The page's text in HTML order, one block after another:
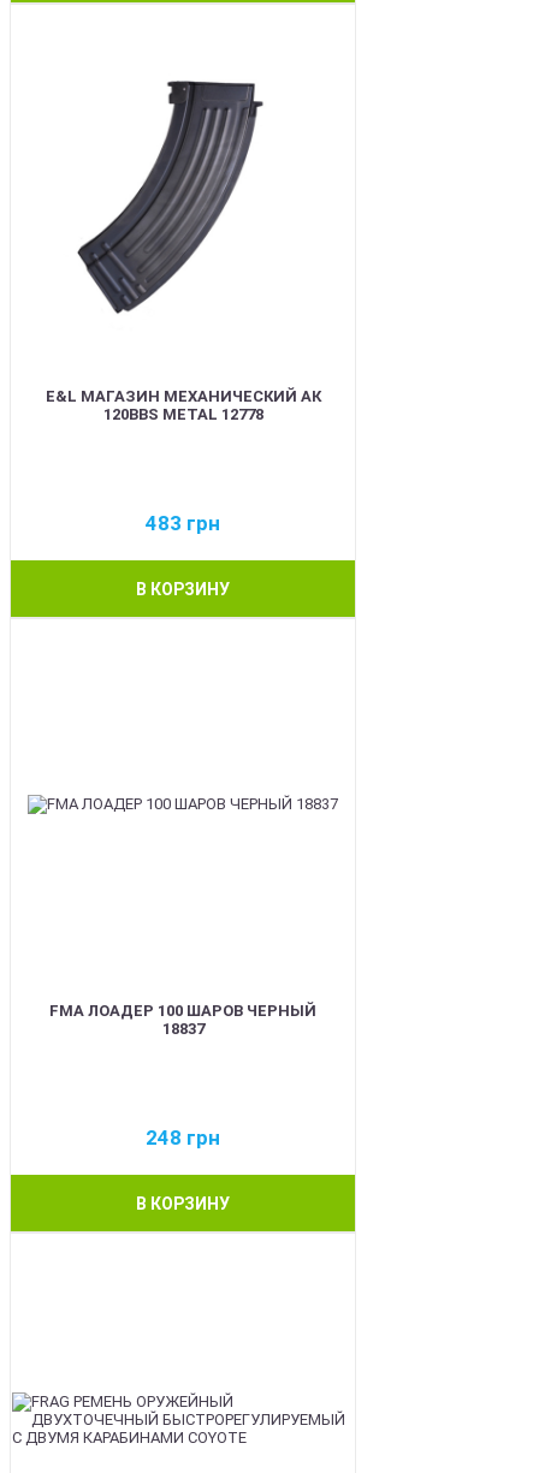
E&L МАГАЗИН МЕХАНИЧЕСКИЙ АК
120BBS METAL 12778
483 грн
В КОРЗИНУ
FMA ЛОАДЕР 100 ШАРОВ ЧЕРНЫЙ
18837
248 грн
В КОРЗИНУ